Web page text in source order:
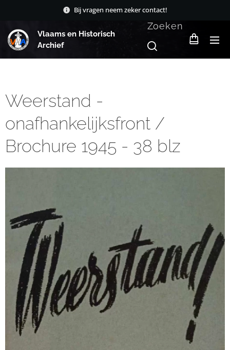
Bij vragen neem zeker contact!
Vlaams en Historisch
Archief
Zoeken
Weerstand -
onafhankelijksfront /
Brochure 1945 - 38 blz